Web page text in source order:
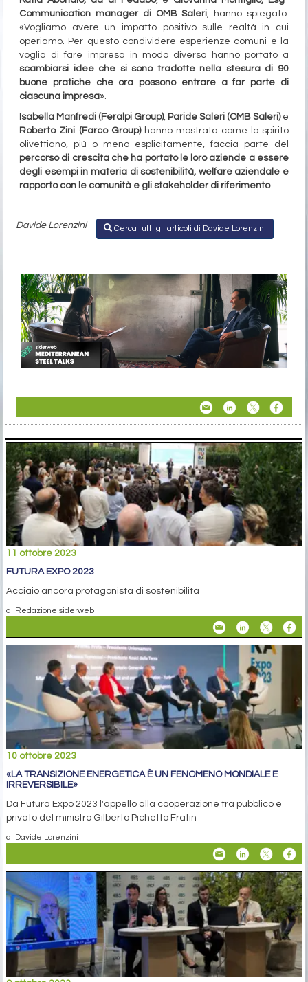
Communication manager di OMB Saleri, hanno spiegato:
«Vogliamo avere un impatto positivo sulle realtà in cui
operiamo. Per questo condividere esperienze comuni e la
voglia di fare impresa in modo diverso hanno portato a
scambiarsi idee che si sono tradotte nella stesura di 90
buone pratiche che ora possono entrare a far parte di
ciascuna impresa».
Isabella Manfredi (Feralpi Group), Paride Saleri (OMB Saleri)e
Roberto Zini (Farco Group)hanno mostrato come lo spirito
olivettiano, più o meno esplicitamente, faccia parte del
percorso di crescita che ha portato le loro aziende a essere
degli esempi in materia di sostenibilità, welfare aziendale e
rapporto con le comunità e gli stakeholder di riferimento.
Davide Lorenzini Cerca tutti gli articoli di Davide Lorenzini
11 ottobre 2023
FUTURA EXPO 2023
Acciaio ancora protagonista di sostenibilità
di Redazione siderweb
10 ottobre 2023
«LA TRANSIZIONE ENERGETICA È UN FENOMENO MONDIALE E
IRREVERSIBILE»
Da Futura Expo 2023 l'appello alla cooperazione tra pubblico e
privato del ministro Gilberto Pichetto Fratin
di Davide Lorenzini